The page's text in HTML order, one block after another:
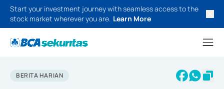
Start your investment journey with seamless access to the
stock market wherever you are. Learn More
BERITA HARIAN